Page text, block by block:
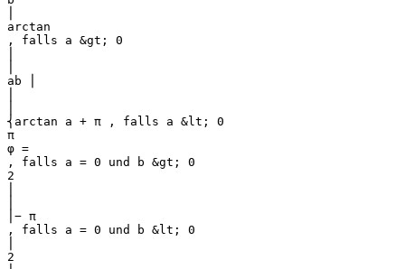
arctan
, falls a &gt; 0
ab ⎪
⎨arctan a + π , falls a &lt; 0
π
φ =
, falls a = 0 und b &gt; 0
2
⎪− π
, falls a = 0 und b &lt; 0
2